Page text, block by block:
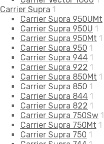
Carrier Supra 1
Carrier Supra 950UMt
Carrier Supra 950U 1
Carrier Supra 950Mt 1
Carrier Supra 950 1
Carrier Supra 944 1
Carrier Supra 922 1
Carrier Supra 850Mt 1
Carrier Supra 850 1
Carrier Supra 844 1
Carrier Supra 822 1
Carrier Supra 750Sw 1
Carrier Supra 750Mt 1
Carrier Supra 750 1